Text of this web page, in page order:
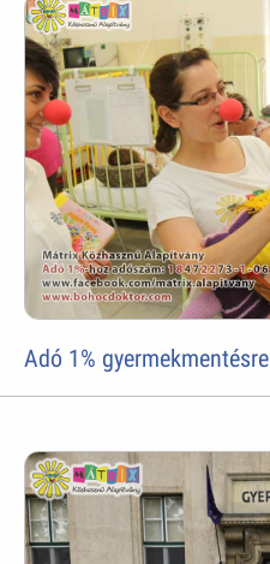
Adó 1% gyermekmentésre